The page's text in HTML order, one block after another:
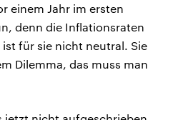
einem Jahr im ersten
denn die Inflationsraten
für sie nicht neutral. Sie
Dilemma, das muss man